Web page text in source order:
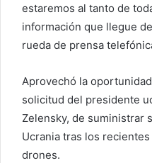
estaremos al tanto de
información que llegue
rueda de prensa
Aprovechó la
solicitud del presidente
Zelensky, de suministrar
Ucrania tras los
drones.